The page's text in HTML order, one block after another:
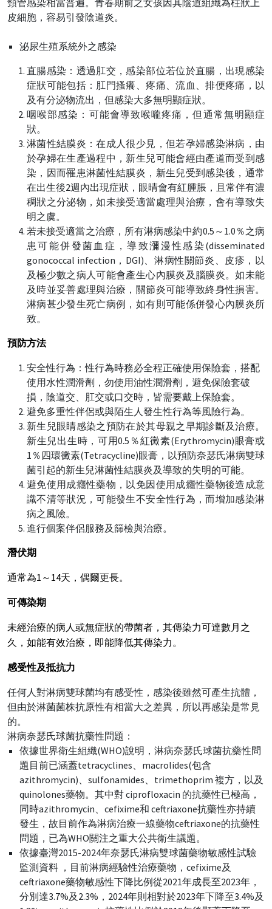
皮細胞，容易引發陰道炎。
泌尿生殖系統外之感染
直腸感染：透過肛交，感染部位若位於直腸，出現感染
症狀可能包括：肛門搔癢、疼痛、流血、排便疼痛，以
及有分泌物流出，但感染大多無明顯症狀。
咽喉部感染：可能會導致喉嚨疼痛，但通常無明顯症
狀。
淋菌性結膜炎：在成人很少見，但若孕婦感染淋病，由
於孕婦在生產過程中，新生兒可能會經由產道而受到感
染，因而罹患淋菌性結膜炎，新生兒受到感染後，通常
在出生後2週內出現症狀，眼晴會有紅腫脹，且常伴有濃
稠狀之分泌物，如未接受適當處理與治療，會有導致失
明之虞。
若未接受適當之治療，所有淋病感染中約0.5～1.0％之病
患可能併發菌血症，導致瀰漫性感染(disseminated
gonococcal infection，DGI)、淋病性關節炎、皮疹，以
及極少數之病人可能會產生心內膜炎及腦膜炎。如未能
及時並妥善處理與治療，關節炎可能導致終身性損害。
淋病甚少發生死亡病例，如有則可能係併發心內膜炎所
致。
預防方法
安全性行為：性行為時務必全程正確使用保險套，搭配
使用水性潤滑劑，勿使用油性潤滑劑，避免保險套破
損，陰道交、肛交或口交時，皆需要戴上保險套。
避免多重性伴侶或與陌生人發生性行為等風險行為。
新生兒眼睛感染之預防在於其母親之早期診斷及治療。
新生兒出生時，可用0.5％紅黴素(Erythromycin)眼膏或
1％四環黴素(Tetracycline)眼膏，以預防奈瑟氏淋病雙球
菌引起的新生兒淋菌性結膜炎及導致的失明的可能。
避免使用成癮性藥物，以免因使用成癮性藥物後造成意
識不清等狀況，可能發生不安全性行為，而增加感染淋
病之風險。
進行個案伴侶服務及篩檢與治療。
潛伏期
通常為1～14天，偶爾更長。
可傳染期
未經治療的病人或無症狀的帶菌者，其傳染力可達數月之
久，如能有效治療，即能降低其傳染力。
感受性及抵抗力
任何人對淋病雙球菌均有感受性，感染後雖然可產生抗體，
但由於淋菌菌株抗原性有相當大之差異，所以再感染是常見
的。
淋病奈瑟氏球菌抗藥性問題：
依據世界衛生組織(WHO)說明，淋病奈瑟氏球菌抗藥性問
題目前已涵蓋tetracyclines、macrolides(包含
azithromycin)、sulfonamides、trimethoprim 複方，以及
quinolones藥物。其中對 ciprofloxacin 的抗藥性已極高，
同時azithromycin、cefixime和 ceftriaxone抗藥性亦持續
發生，故目前作為淋病治療一線藥物ceftriaxone的抗藥性
問題，已為WHO關注之重大公共衛生議題。
依據臺灣2015-2024年奈瑟氏淋病雙球菌藥物敏感性試驗
監測資料 ，目前淋病經驗性治療藥物，cefixime及
ceftriaxone藥物敏感性下降比例從2021年成長至2023年，
分別達3.7%及2.3%，2024年則相對於2023年下降至3.4%及